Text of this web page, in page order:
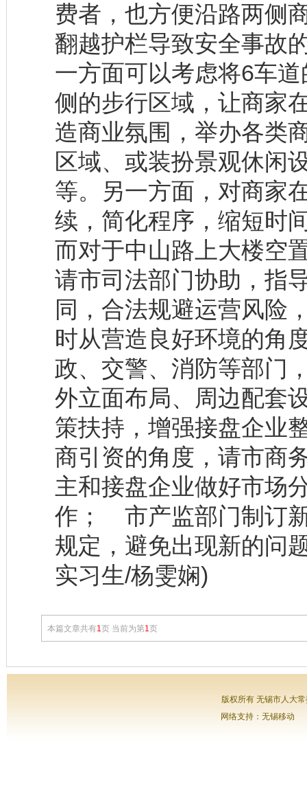
费者，也方便沿路两侧
翻越护栏导致安全事故
一方面可以考虑将6车
侧的步行区域，让商家
造商业氛围，举办各类
区域、或装扮景观休闲
等。另一方面，对商家
续，简化程序，缩短时
而对于中山路上大楼空
请市司法部门协助，指
同，合法规避运营风险
时从营造良好环境的角
政、交警、消防等部门
外立面布局、周边配套
策扶持，增强接盘企业
商引资的角度，请市商
主和接盘企业做好市场
作； 市产监部门制订
规定，避免出现新的
实习生/杨雯娴)
本篇文章共有1页 当前为第1页
版权所有 无锡市人大
网络支持：无锡移动